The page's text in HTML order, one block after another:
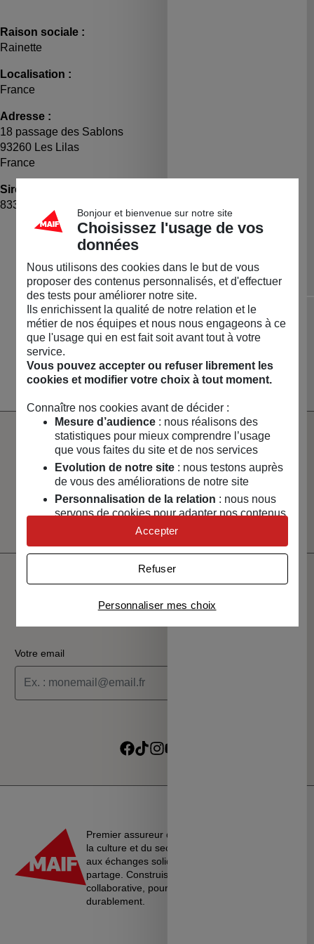
Raison sociale :
Rainette
Localisation :
France
Adresse :
18 passage des Sablons
93260 Les Lilas
France
Siret :
83383668700016
LA BOUTIQUE
Permanente
Diapositive précédente
NOUVEAUTÉS 🔥
MAISON & ART DE
VIVRE
LOISIRS & TECH
CAPSULES &
RÉGIONS
Paiement
100% sécurisé
Livraison
à votre écoute
sélectionnés
et certifiés
prochaine vente !
Votre email
Je souhaite recevoir les alertes des ventes découvertes du
Premier assureur du monde de l’éducation, de
la culture et du secteur associatif, La MAIF croit
aux échanges solidaires, à l’entraide et au
partage. Construisons une société plus
collaborative, pour vivre ensemble…
durablement.
Bonjour et bienvenue sur notre site
Choisissez l'usage de vos
données
Nous utilisons des cookies dans le but de vous
proposer des contenus personnalisés, et d'effectuer
des tests pour améliorer notre site.
Ils enrichissent la qualité de notre relation et le
métier de nos équipes et nous nous engageons à ce
que l'usage qui en est fait soit avant tout à votre
service.
Vous pouvez accepter ou refuser librement les
cookies et modifier votre choix à tout moment.
Connaître nos cookies avant de décider :
Mesure d’audience: nous réalisons des
statistiques pour mieux comprendre l’usage
que vous faites du site et de nos services
Evolution de notre site: nous testons auprès
de vous des améliorations de notre site
Personnalisation de la relation : nous nous
servons de cookies pour adapter nos contenus
et personnaliser nos offres
Univers publicitaire: nous utilisons avec nos
publicités personnalisées
Personnaliser mes choix
Refuser
Accepter